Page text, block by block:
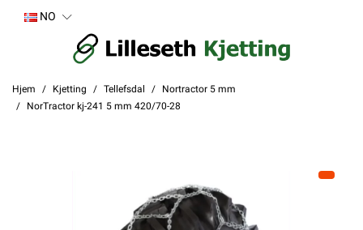
NO
Hjem Kjetting Tellefsdal
Nortractor 5 mm
NorTractor kj-241 5 mm 420/70-28